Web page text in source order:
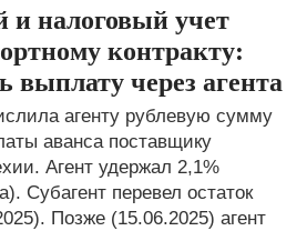
и налоговый учет
контракту:
выплату через агента
агенту рублевую сумму
аванса поставщику
Агент удержал 2,1%
Субагент перевел остаток
Позже (15.06.2025) агент